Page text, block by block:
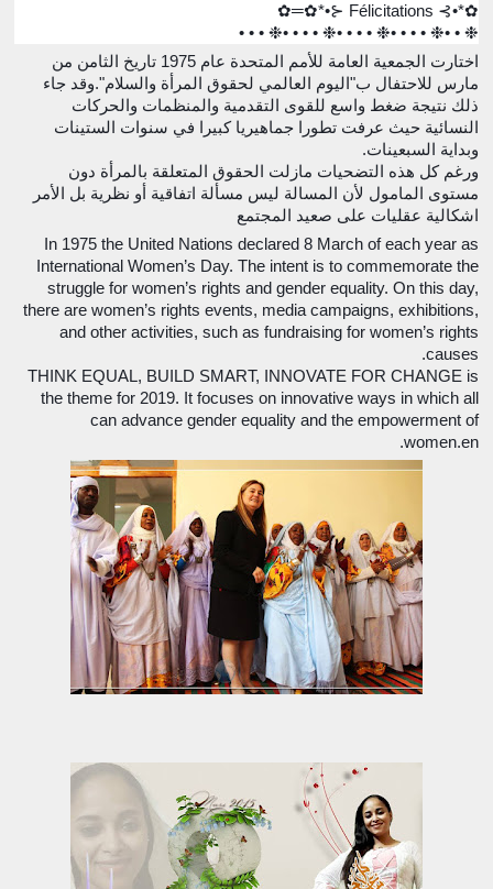
✿*•⊱ Félicitations ⊰•*✿═✿
❉ • •❉ • • • •❉ • • • •❉ • • • •❉ • • •
اختارت الجمعية العامة للأمم المتحدة عام 1975 تاريخ الثامن من
مارس للاحتفال ب"اليوم العالمي لحقوق المرأة والسلام".وقد جاء
ذلك نتيجة ضغط واسع للقوى التقدمية والمنظمات والحركات
النسائية حيث عرفت تطورا جماهيريا كبيرا في سنوات الستينات
وبداية السبعينات.
ورغم كل هذه التضحيات مازلت الحقوق المتعلقة بالمرأة دون
مستوى المامول لأن المسالة ليس مسألة اتفاقية أو نظرية بل الأمر
اشكالية عقليات على صعيد المجتمع
In 1975 the United Nations declared 8 March of each year as
International Women’s Day. The intent is to commemorate the
struggle for women’s rights and gender equality. On this day,
there are women’s rights events, media campaigns, exhibitions,
and other activities, such as fundraising for women’s rights
causes.
THINK EQUAL, BUILD SMART, INNOVATE FOR CHANGE is
the theme for 2019. It focuses on innovative ways in which all
can advance gender equality and the empowerment of
women.en.